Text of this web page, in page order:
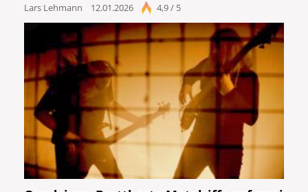
Lars Lehmann 12.01.2026 4,9 / 5